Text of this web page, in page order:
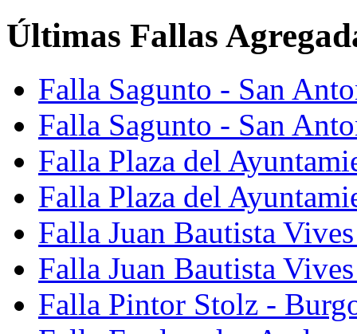
Últimas Fallas
Falla Sagunto - San
Falla Sagunto - San
Falla Plaza del
Falla Plaza del
Falla Juan Bautista
Falla Juan Bautista
Falla Pintor Stolz -